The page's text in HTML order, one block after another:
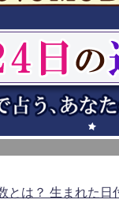
とは？ 生まれた